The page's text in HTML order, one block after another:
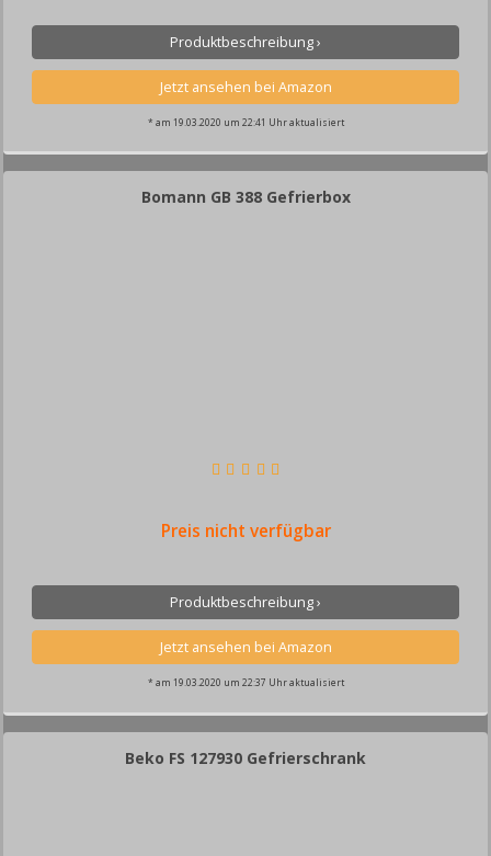
Produktbeschreibung ›
* am 19.03.2020 um 22:41 Uhr aktualisiert
Bomann GB 388 Gefrierbox
Preis nicht verfügbar
Produktbeschreibung ›
* am 19.03.2020 um 22:37 Uhr aktualisiert
Beko FS 127930 Gefrierschrank